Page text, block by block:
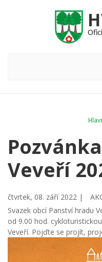
Veveří
čtvrtek, 08. září 2022 |
Svazek obcí Panství hradu
od 9.00 hod.
Veveří. Pojďte se projít,